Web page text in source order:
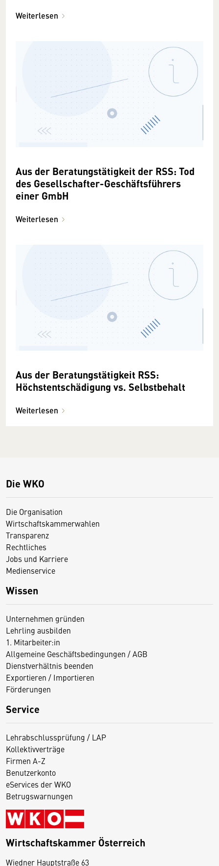
Weiterlesen
Aus der Beratungstätigkeit der RSS: Tod
des Gesellschafter-Geschäftsführers
einer GmbH
Weiterlesen
Aus der Beratungstätigkeit RSS:
Höchstentschädigung vs. Selbstbehalt
Weiterlesen
Die WKO
Die Organisation
Wirtschaftskammerwahlen
Transparenz
Rechtliches
Jobs und Karriere
Medienservice
Wissen
Unternehmen gründen
Lehrling ausbilden
1. Mitarbeiter:in
Allgemeine Geschäftsbedingungen / AGB
Dienstverhältnis beenden
Exportieren / Importieren
Förderungen
Service
Lehrabschlussprüfung / LAP
Kollektivverträge
Firmen A-Z
Benutzerkonto
eServices der WKO
Betrugswarnungen
Wirtschaftskammer Österreich
Wiedner Hauptstraße 63